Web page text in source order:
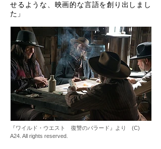
せるような、映画的な言語を創り出しまし
た」
『ワイルド・ウエスト 復讐のバラード』より (C)
A24. All rights reserved.